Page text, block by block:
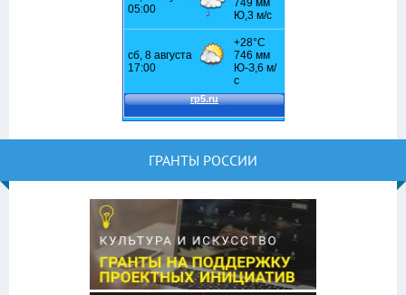
ГРАНТЫ РОССИИ